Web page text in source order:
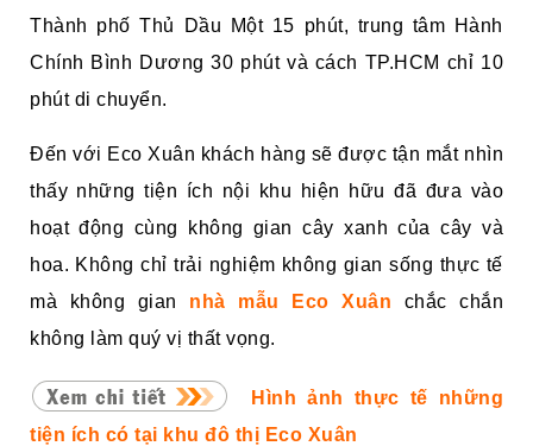
Thành phố Thủ Dầu Một 15 phút, trung tâm Hành
Chính Bình Dương 30 phút và cách TP.HCM chỉ 10
phút di chuyển.
Đến với Eco Xuân khách hàng sẽ được tận mắt nhìn
thấy những tiện ích nội khu hiện hữu đã đưa vào
hoạt động cùng không gian cây xanh của cây và
hoa. Không chỉ trải nghiệm không gian sống thực tế
mà không gian nhà mẫu Eco Xuân chắc chắn
không làm quý vị thất vọng.
Hình ảnh thực tế những
tiện ích có tại khu đô thị Eco Xuân